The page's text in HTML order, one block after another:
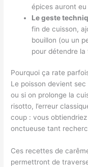
épices auront eu
Le geste
fin de cuisson,
bouillon (ou un
pour détendre la
Pourquoi ça rate
Le poisson devient
ou si on prolonge la
risotto, l’erreur
coup : vous
onctueuse tant
Ces recettes de
permettront de